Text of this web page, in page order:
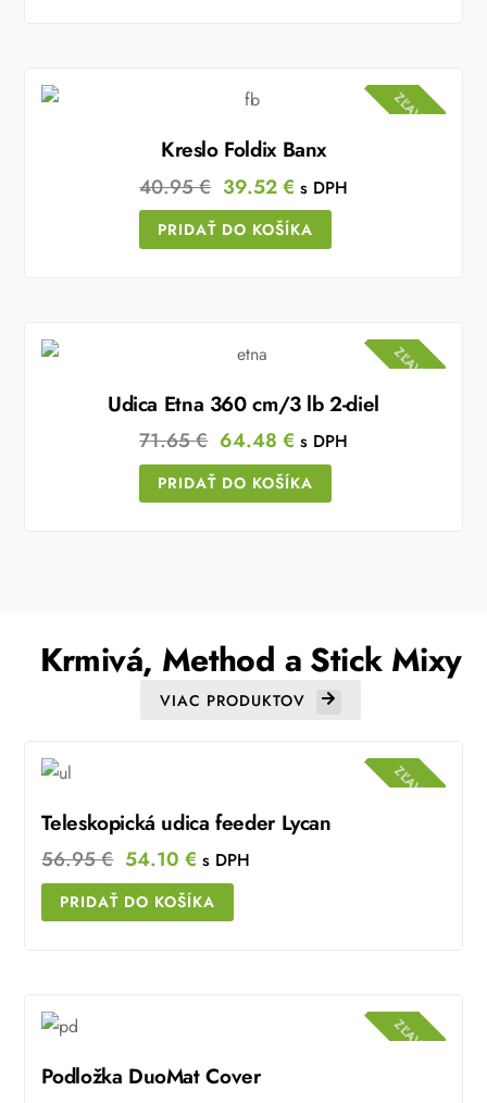
ZĽAVA!
Kreslo Foldix Banx
40.95€ Original
price
was:
39.52€Current
price
is:
s DPH
PRIDAŤ DO KOŠÍKA
ZĽAVA!
Udica Etna 360 cm/3 lb 2-diel
71.65€ Original
price
was:
64.48 €Current
price
is:
s DPH
PRIDAŤ DO KOŠÍKA
Krmivá, Method a Stick Mixy
VIAC PRODUKTOV
ZĽAVA!
Teleskopická udica feeder Lycan
56.95€ Original
price
was:
54.10 €Current
price
is:
s DPH
PRIDAŤ DO KOŠÍKA
ZĽAVA!
Podložka DuoMat Cover